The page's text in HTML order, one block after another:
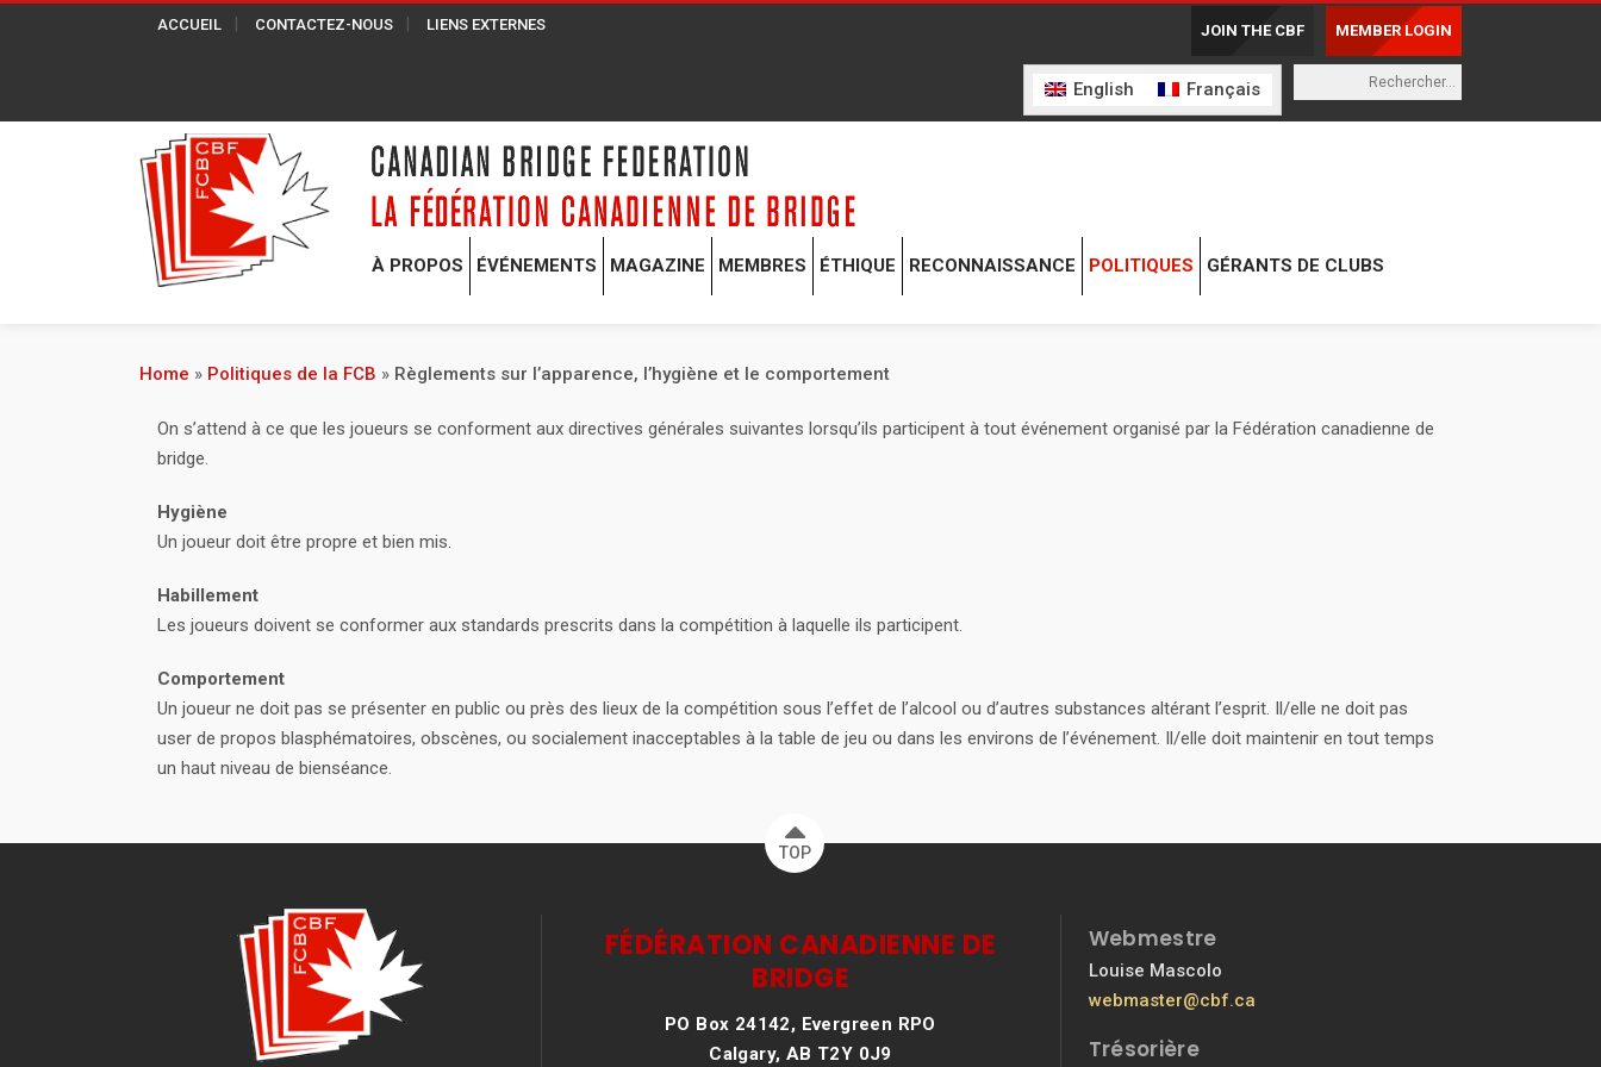
ACCUEIL CONTACTEZ-NOUS LIENS EXTERNES MEMBER LOGIN
JOIN THE CBF
English Français
À PROPOS ÉVÉNEMENTS MAGAZINE MEMBRES ÉTHIQUE RECONNAISSANCE POLITIQUES GÉRANTS DE CLUBS
Home » Politiques de la FCB » Règlements sur l’apparence, l’hygiène et le comportement
On s’attend à ce que les joueurs se conforment aux directives générales suivantes lorsqu’ils participent à tout événement organisé par la Fédération canadienne de
bridge.
Hygiène
Un joueur doit être propre et bien mis.
Habillement
Les joueurs doivent se conformer aux standards prescrits dans la compétition à laquelle ils participent.
Comportement
Un joueur ne doit pas se présenter en public ou près des lieux de la compétition sous l’effet de l’alcool ou d’autres substances altérant l’esprit. Il/elle ne doit pas
user de propos blasphématoires, obscènes, ou socialement inacceptables à la table de jeu ou dans les environs de l’événement. Il/elle doit maintenir en tout temps
un haut niveau de bienséance.
TOP
FÉDÉRATION CANADIENNE DE
BRIDGE
PO Box 24142, Evergreen RPO
Calgary, AB T2Y 0J9
Webmestre
Louise Mascolo
webmaster@cbf.ca
Trésorière